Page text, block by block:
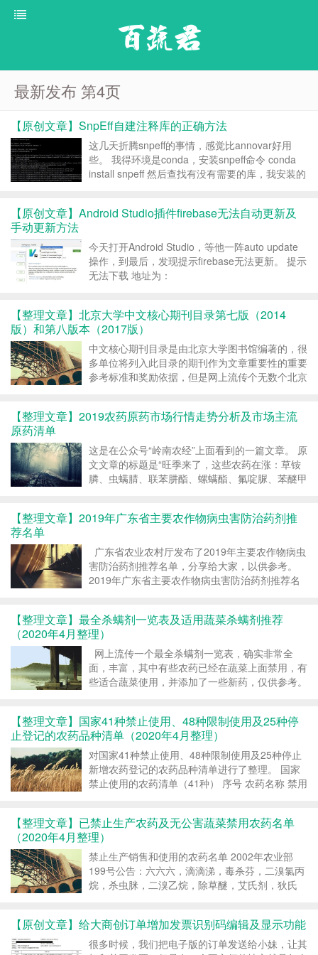
百蔬君
最新发布 第4页
【原创文章】SnpEff自建注释库的正确方法
这几天折腾snpeff的事情，感觉比annovar好用
些。 我得环境是conda，安装snpeff命令 conda
install snpeff 然后查找有没有需要的库，我安装的
【原创文章】Android Studio插件firebase无法自动更新及
手动更新方法
今天打开Android Studio，等他一阵auto update
操作，到最后，发现提示firebase无法更新。 提示
无法下载 地址为：
【整理文章】北京大学中文核心期刊目录第七版（2014
版）和第八版本（2017版）
中文核心期刊目录是由北京大学图书馆编著的，很
多单位将列入此目录的期刊作为文章重要性的重要
参考标准和奖励依据，但是网上流传个无数个北京
一下相关信息。《中文核心期刊要目总览》已经由
【整理文章】2019农药原药市场行情走势分析及市场主流
原药清单
这是在公众号“岭南农经”上面看到的一篇文章。 原
文文章的标题是“旺季来了，这些农药在涨：草铵
膦、虫螨腈、联苯肼酯、螺螨酯、氟啶脲、苯醚甲
【整理文章】2019年广东省主要农作物病虫害防治药剂推
荐名单
广东省农业农村厅发布了2019年主要农作物病虫
害防治药剂推荐名单，分享给大家，以供参考。
2019年广东省主要农作物病虫害防治药剂推荐名
卷叶螟 氯虫苯甲酰胺...
【整理文章】最全杀螨剂一览表及适用蔬菜杀螨剂推荐
（2020年4月整理）
网上流传一个最全杀螨剂一览表，确实非常全
面，丰富，其中有些农药已经在蔬菜上面禁用，有
些适合蔬菜使用，并添加了一些新药，仅供参考。
蜘...
【整理文章】国家41种禁止使用、48种限制使用及25种停
止登记的农药品种清单（2020年4月整理）
对国家41种禁止使用、48种限制使用及25种停止
新增农药登记的农药品种清单进行了整理。 国家
禁止使用的农药清单（41种） 序号 农药名称 禁用
禁止使用 17...
【整理文章】已禁止生产农药及无公害蔬菜禁用农药名单
（2020年4月整理）
禁止生产销售和使用的农药名单 2002年农业部
199号公告：六六六，滴滴涕，毒杀芬，二溴氯丙
烷，杀虫脒，二溴乙烷，除草醚，艾氏剂，狄氏
号公告：甲胺磷，对硫磷(1605)，甲基对硫磷(甲
基1...
【原创文章】给大商创订单增加发票识别码编辑及显示功能
很多时候，我们把电子版的订单发送给小妹，让其